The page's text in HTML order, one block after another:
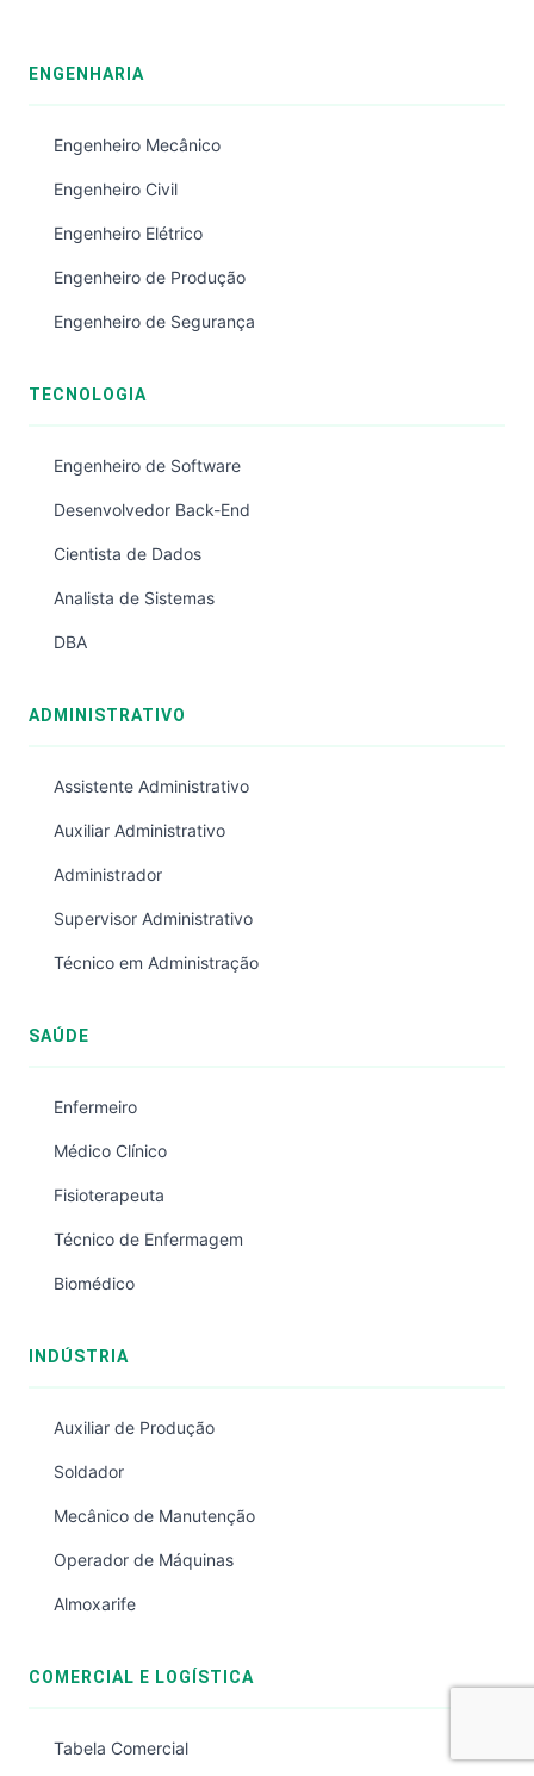
ENGENHARIA
Engenheiro Mecânico
Engenheiro Civil
Engenheiro Elétrico
Engenheiro de Produção
Engenheiro de Segurança
TECNOLOGIA
Engenheiro de Software
Desenvolvedor Back-End
Cientista de Dados
Analista de Sistemas
DBA
ADMINISTRATIVO
Assistente Administrativo
Auxiliar Administrativo
Administrador
Supervisor Administrativo
Técnico em Administração
SAÚDE
Enfermeiro
Médico Clínico
Fisioterapeuta
Técnico de Enfermagem
Biomédico
INDÚSTRIA
Auxiliar de Produção
Soldador
Mecânico de Manutenção
Operador de Máquinas
Almoxarife
COMERCIAL E LOGÍSTICA
Tabela Comercial